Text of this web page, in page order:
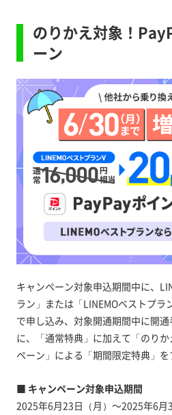
のりかえ対象！
ーン
キャンペーン対象申込期間中に、
ラン」または「LINEMOベストプラ
で申し込み、対象開通期間中に開
に、「通常特典」に加えて「のり
ペーン」による「期間限定特典」を
■ キャンペーン対象申込期間
2025年6月23日（月）～2025年6月